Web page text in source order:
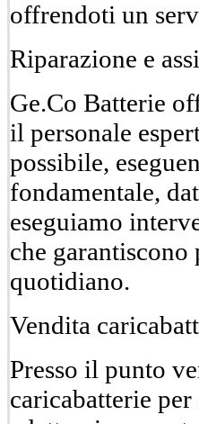
offrendoti un
Riparazione e
Ge.Co Batterie
il personale
possibile,
fondamentale,
eseguiamo
che
quotidiano.
Vendita
Presso il punto
caricabatterie